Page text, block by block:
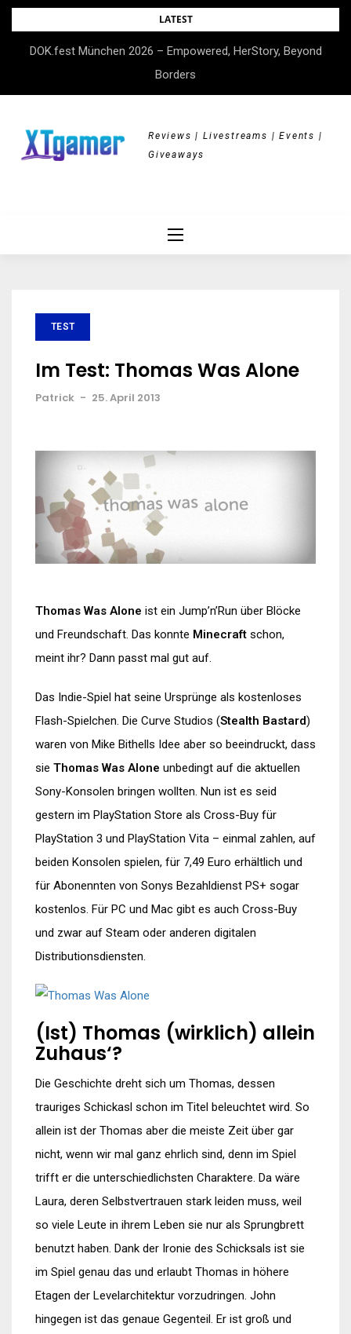
Skip
content
LATEST
DOK.fest München 2026 – Empowered, HerStory, Beyond
Borders
Reviews | Livestreams | Events |
Giveaways
TEST
Im Test: Thomas Was Alone
Patrick - 25. April 2013
Thomas Was Alone ist ein Jump’n’Run über Blöcke
und Freundschaft. Das konnte Minecraft schon,
meint ihr? Dann passt mal gut auf.
Das Indie-Spiel hat seine Ursprünge als kostenloses
Flash-Spielchen. Die Curve Studios (Stealth Bastard)
waren von Mike Bithells Idee aber so beeindruckt, dass
sie Thomas Was Alone unbedingt auf die aktuellen
Sony-Konsolen bringen wollten. Nun ist es seid
gestern im PlayStation Store als Cross-Buy für
PlayStation 3 und PlayStation Vita – einmal zahlen, auf
beiden Konsolen spielen, für 7,49 Euro erhältlich und
für Abonennten von Sonys Bezahldienst PS+ sogar
kostenlos. Für PC und Mac gibt es auch Cross-Buy
und zwar auf Steam oder anderen digitalen
Distributionsdiensten.
(Ist) Thomas (wirklich) allein
Zuhaus‘?
Die Geschichte dreht sich um Thomas, dessen
trauriges Schickasl schon im Titel beleuchtet wird. So
allein ist der Thomas aber die meiste Zeit über gar
nicht, wenn wir mal ganz ehrlich sind, denn im Spiel
trifft er die unterschiedlichsten Charaktere. Da wäre
Laura, deren Selbstvertrauen stark leiden muss, weil
so viele Leute in ihrem Leben sie nur als Sprungbrett
benutzt haben. Dank der Ironie des Schicksals ist sie
im Spiel genau das und erlaubt Thomas in höhere
Etagen der Levelarchitektur vorzudringen. John
hingegen ist das genaue Gegenteil. Er ist groß und